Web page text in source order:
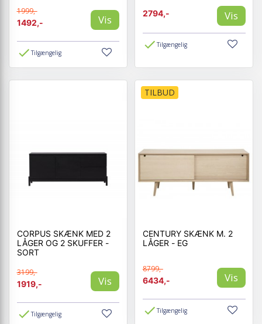
1999,-
1492,-
Vis
Tilgængelig
2794,- Vis
Tilgængelig
CORPUS SKÆNK MED 2
LÅGER OG 2 SKUFFER -
SORT
3199,-
1919,-
Vis
Tilgængelig
TILBUD
CENTURY SKÆNK M. 2
LÅGER - EG
8799,-
6434,-
Vis
Tilgængelig